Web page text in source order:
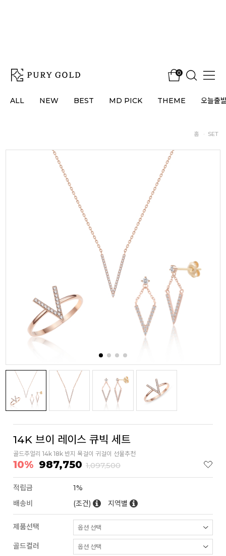
0
ALL NEW BEST MD PICK THEME 오늘출
홈 · SET
14K 브이 레이스 큐빅 세트
골드주얼리 14k 18k 반지 목걸이 귀걸이 선물추천
10% 987,750 1,097,500
적립금
1%
배송비
(조건) 지역별
제품선택
골드컬러